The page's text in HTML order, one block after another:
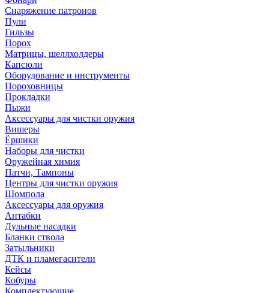
Снаряжение патронов
Пули
Гильзы
Порох
Матрицы, шеллхолдеры
Капсюли
Оборудование и инструменты
Пороховницы
Прокладки
Пыжи
Аксессуары для чистки оружия
Вишеры
Ёршики
Наборы для чистки
Оружейная химия
Патчи, Тампоны
Центры для чистки оружия
Шомпола
Аксессуары для оружия
Антабки
Дульные насадки
Бланки ствола
Затыльники
ДТК и пламегасители
Кейсы
Кобуры
Комплектующие